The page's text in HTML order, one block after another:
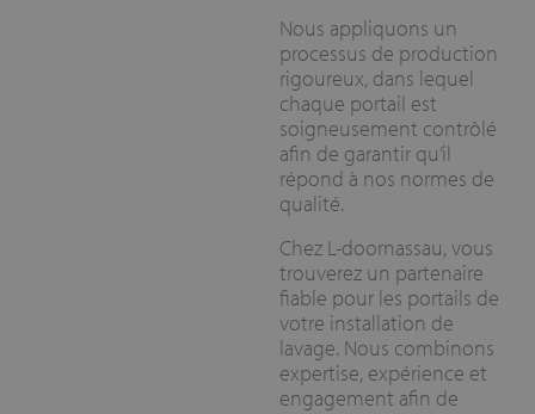
Nous appliquons un
processus de production
rigoureux, dans lequel
chaque portail est
soigneusement contrôlé
afin de garantir qu’il
répond à nos normes de
qualité.
Chez L-doornassau, vous
trouverez un partenaire
fiable pour les portails de
votre installation de
lavage. Nous combinons
expertise, expérience et
engagement afin de